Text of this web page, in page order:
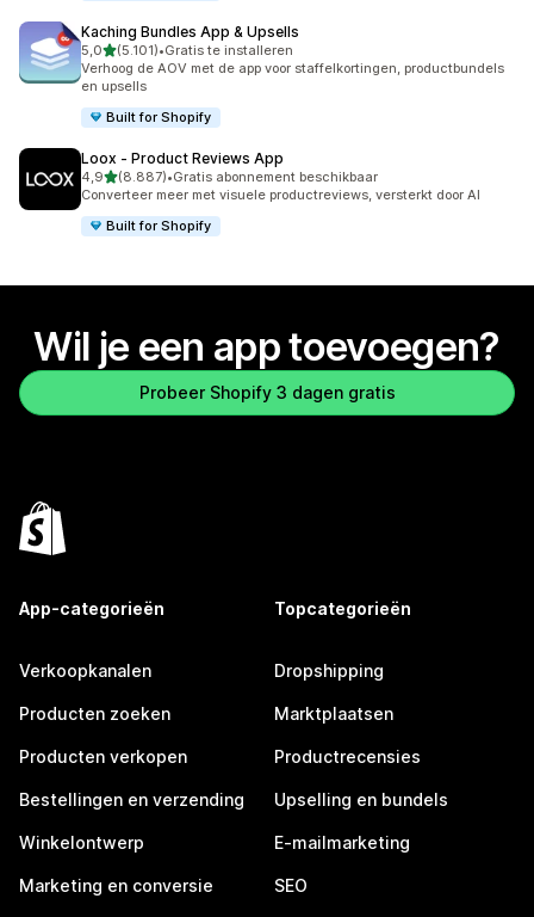
Kaching Bundles App & Upsells
5,0van 5 sterren
(5.101)
5101 recensies in totaal
•Gratis te installeren
Verhoog de AOV met de app voor staffelkortingen, productbundels
en upsells
Built for Shopify
Loox ‑ Product Reviews App
4,9van 5 sterren
(8.887)
8887 recensies in totaal
•Gratis abonnement beschikbaar
Converteer meer met visuele productreviews, versterkt door AI
Built for Shopify
Wil je een app toevoegen?
Probeer Shopify 3 dagen gratis
App-categorieën
Verkoopkanalen
Producten zoeken
Producten verkopen
Bestellingen en verzending
Winkelontwerp
Marketing en conversie
Topcategorieën
Dropshipping
Marktplaatsen
Productrecensies
Upselling en bundels
E-mailmarketing
SEO